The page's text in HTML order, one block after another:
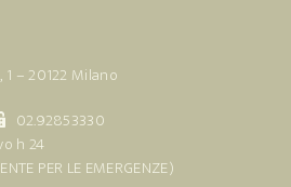
– 20122 Milano
02.92853330
h 24
PER LE EMERGENZE)